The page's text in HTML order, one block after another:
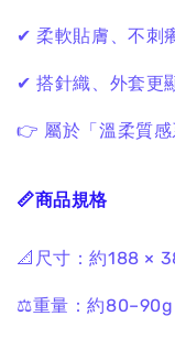
✔ 柔軟貼膚、不刺
✔ 搭針織、外套更
👉 屬於「溫柔質感
📏商品規格
📐尺寸：約188 ×
⚖️重量：約80–90g